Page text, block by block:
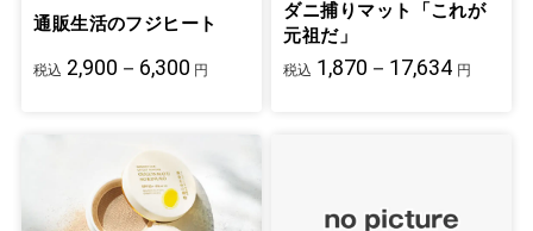
通販生活のフジヒート
税込 2,900－6,300 円
ダニ捕りマット「これが
元祖だ」
税込 1,870－17,634 円